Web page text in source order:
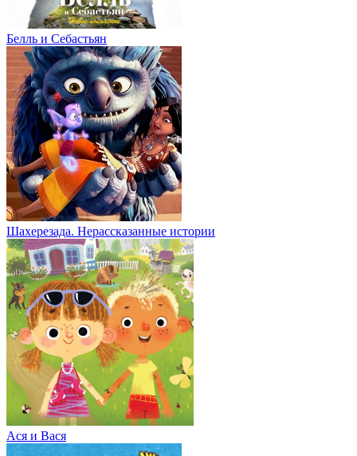
Белль и Себастьян
Шахерезада. Нерассказанные истории
Ася и Вася